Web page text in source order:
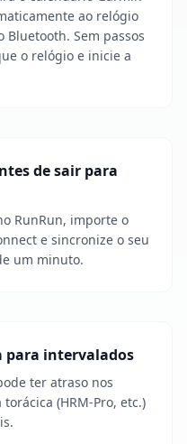
ao relógio
Bluetooth. Sem passos
o relógio e inicie a
de sair para
RunRun, importe o
e sincronize o seu
um minuto.
para intervalados
ter atraso nos
(HRM-Pro, etc.)